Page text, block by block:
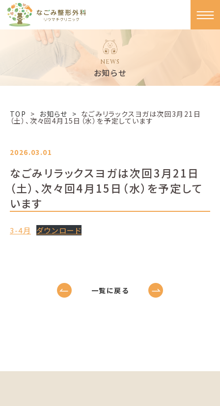
NEWS
お知らせ
TOP > お知らせ > なごみリラックスヨガは次回3月21日
（土）、次々回4月15日（水）を予定しています
2026.03.01
なごみリラックスヨガは次回3月21日
（土）、次々回4月15日（水）を予定して
います
3-4月 ダウンロード
一覧に戻る